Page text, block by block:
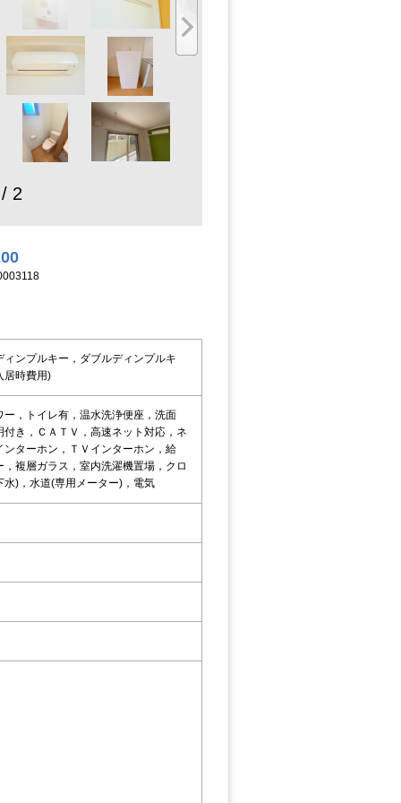
2
ンプルキー，ダブルディンプルキ
居時費用)
，トイレ有，温水洗浄便座，洗面
き，ＣＡＴＶ，高速ネット対応，ネ
ターホン，ＴＶインターホン，給
複層ガラス，室内洗濯機置場，クロ
)，水道(専用メーター)，電気